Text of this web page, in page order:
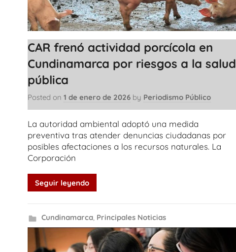
CAR frenó actividad porcícola en
Cundinamarca por riesgos a la salud
pública
Posted on 1 de enero de 2026 by Periodismo Público
La autoridad ambiental adoptó una medida
preventiva tras atender denuncias ciudadanas por
posibles afectaciones a los recursos naturales. La
Corporación
Seguir leyendo
Cundinamarca, Principales Noticias